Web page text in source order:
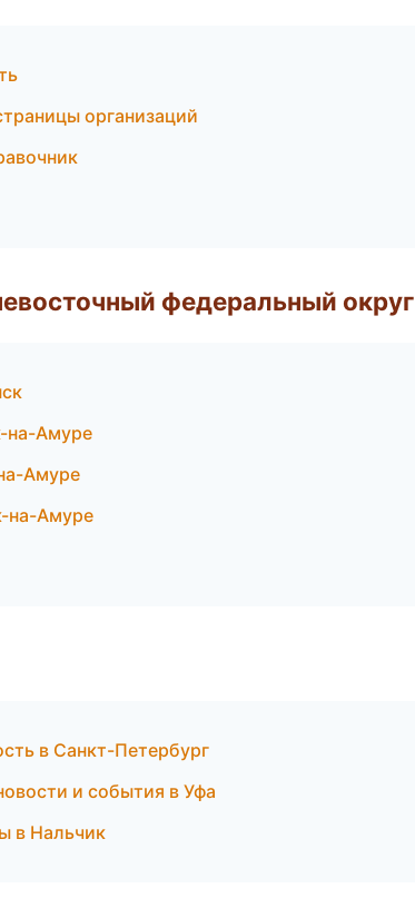
организаций
федеральный округ
на-Амуре
Амуре
на-Амуре
в Санкт-Петербург
и события в Уфа
в Нальчик